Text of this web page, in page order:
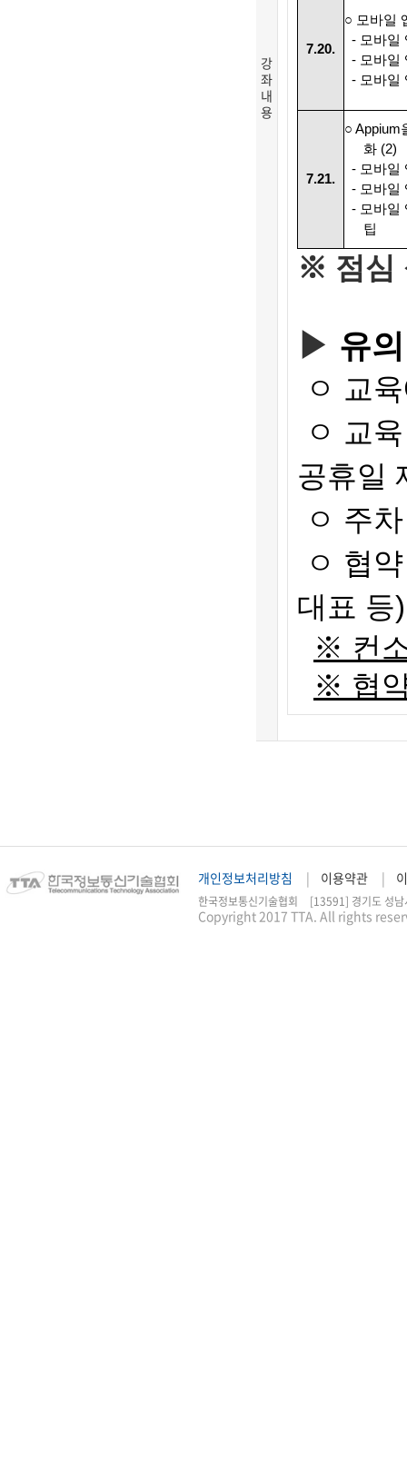
강
좌
내
용
7.20.
○ 모바일
- 모바일
- 모바일
- 모바일
7.21.
○ Appium
화 (2)
- 모바일
- 모바일
- 모바일
팁
※ 점심
▶ 유
ㅇ 교
ㅇ 교
공휴일
ㅇ 주
ㅇ 협
대표 등
※ 컨
※ 협
개인정보처리방침 이용약관
한국정보통신기술협회 [13591] 경기도 성
Copyright 2017 TTA. All rights